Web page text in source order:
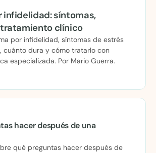
infidelidad: síntomas,
clínico
por infidelidad, síntomas de estrés
cuánto dura y cómo tratarlo con
especializada. Por Mario Guerra.
hacer después de una
qué preguntas hacer después de